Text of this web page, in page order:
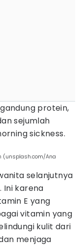
protein,
sejumlah
sickness.
(unsplash.com/Ana
selanjutnya
Ini karena
E yang
vitamin yang
kulit dari
menjaga